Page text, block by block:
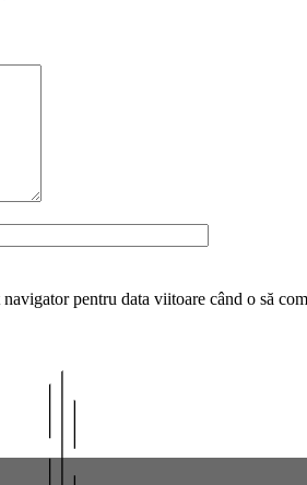
web
pentru data viitoare când o să